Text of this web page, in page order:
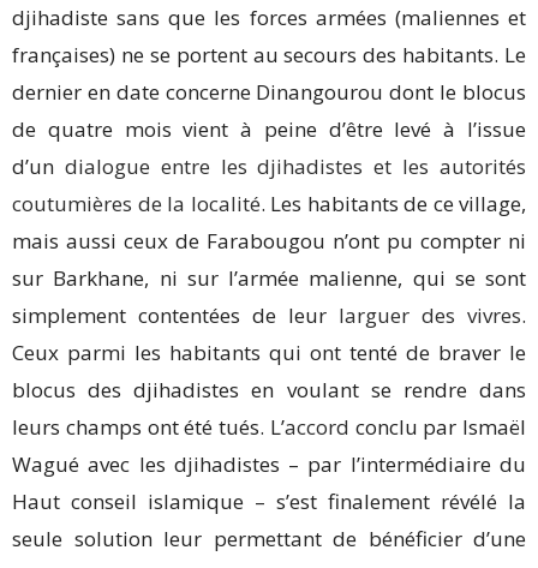
djihadiste sans que les forces armées (maliennes et
françaises) ne se portent au secours des habitants. Le
dernier en date concerne Dinangourou dont le blocus
de quatre mois vient à peine d’être levé à l’issue
d’un dialogue entre les djihadistes et les autorités
coutumières de la localité. Les habitants de ce village,
mais aussi ceux de Farabougou n’ont pu compter ni
sur Barkhane, ni sur l’armée malienne, qui se sont
simplement contentées de leur larguer des vivres.
Ceux parmi les habitants qui ont tenté de braver le
blocus des djihadistes en voulant se rendre dans
leurs champs ont été tués. L’accord conclu par Ismaël
Wagué avec les djihadistes – par l’intermédiaire du
Haut conseil islamique – s’est finalement révélé la
seule solution leur permettant de bénéficier d’une